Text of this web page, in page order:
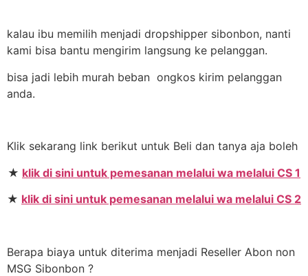
kalau ibu memilih menjadi dropshipper sibonbon, nanti
kami bisa bantu mengirim langsung ke pelanggan.
bisa jadi lebih murah beban ongkos kirim pelanggan
anda.
Klik sekarang link berikut untuk Beli dan tanya aja boleh
★ klik di sini untuk pemesanan melalui wa melalui CS 1
★ klik di sini untuk pemesanan melalui wa melalui CS 2
Berapa biaya untuk diterima menjadi Reseller Abon non
MSG Sibonbon ?